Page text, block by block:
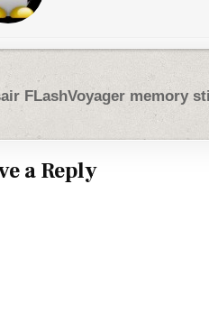
FLashVoyager memory
a Reply